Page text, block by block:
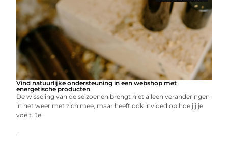
Vind natuurlijke ondersteuning in een webshop met
energetische producten
De wisseling van de seizoenen brengt niet alleen veranderingen
in het weer met zich mee, maar heeft ook invloed op hoe jij je
voelt. Je
...